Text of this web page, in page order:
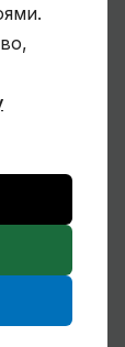
про